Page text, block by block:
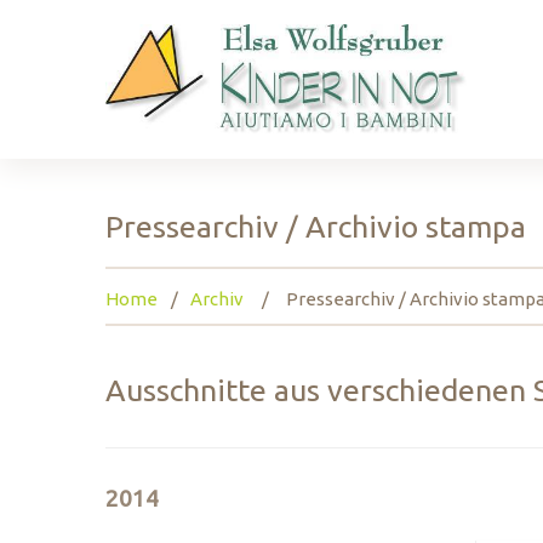
Pressearchiv / Archivio stampa
Home Archiv Pressearchiv / Archivio
Ausschnitte aus
2014